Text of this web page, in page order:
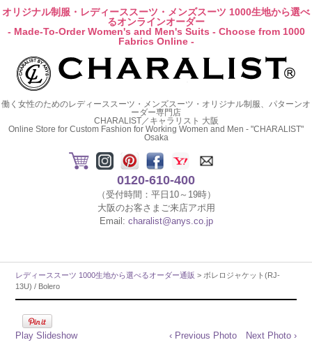
オリジナル制服・レディーススーツ・メンズスーツ 1000生地から選べ
るオンラインオーダー
- Made-To-Order Women's and Men's Suits - Choose from 1000
Fabrics Online -
働く女性のためのレディーススーツ・メンズスーツ・オリジナル制服、パターンオ
ーダー専門店
CHARALIST／キャラリスト 大阪
Online Store for Custom Fashion for Working Women and Men - "CHARALIST"
Osaka
0120-610-400
（受付時間：平日10～19時）
大阪のお客さまご来店アポ用
Email: charalist@anys.co.jp
レディーススーツ 1000生地から選べるオーダー通販 > ボレロジャケット(RJ-
13U) / Bolero
Play Slideshow ‹ Previous Photo Next Photo ›